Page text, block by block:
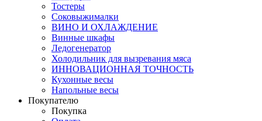
Тостеры
Соковыжималки
ВИНО И ОХЛАЖДЕНИЕ
Винные шкафы
Ледогенератор
Холодильник для вызревания мяса
ИННОВАЦИОННАЯ ТОЧНОСТЬ
Кухонные весы
Напольные весы
Покупателю
Покупка